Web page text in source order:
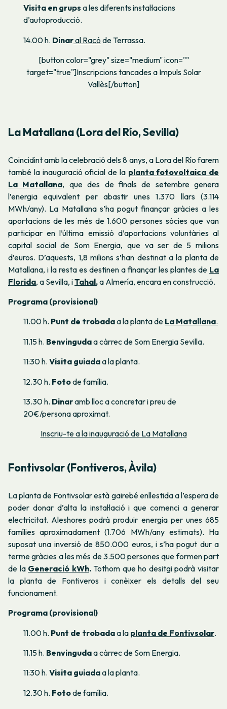
Visita en grups a les diferents instal·lacions
d’autoproducció.
14.00 h. Dinaral Racó de Terrassa.
[button color="grey" size="medium" icon=""
target="true"]Inscripcions tancades a Impuls Solar
Vallès[/button]
La Matallana (Lora del Río, Sevilla)
Coincidint amb la celebració dels 8 anys, a Lora del Río farem
també la inauguració oficial de la planta fotovoltaica de
La Matallana, que des de finals de setembre genera
l’energia equivalent per abastir unes 1.370 llars (3.114
MWh/any). La Matallana s’ha pogut finançar gràcies a les
aportacions de les més de 1.600 persones sòcies que van
participar en l’última emissió d’aportacions voluntàries al
capital social de Som Energia, que va ser de 5 milions
d’euros. D’aquests, 1,8 milions s’han destinat a la planta de
Matallana, i la resta es destinen a finançar les plantes de La
Florida, a Sevilla, iTahal,a Almería, encara en construcció.
Programa (provisional)
11.00 h. Punt de trobadaa la planta de La Matallana.
11.15 h. Benvingudaa càrrec de Som Energia Sevilla.
11:30 h. Visita guiadaa la planta.
12.30 h. Fotode família.
13.30 h. Dinaramb lloc a concretar i preu de
20€/persona aproximat.
Inscriu-te a la inauguració de La Matallana
Fontivsolar (Fontiveros, Àvila)
La planta de Fontivsolar està gairebé enllestida a l’espera de
poder donar d’alta la instal·lació i que comenci a generar
electricitat. Aleshores podrà produir energia per unes 685
famílies aproximadament (1.706 MWh/any estimats). Ha
suposat una inversió de 850.000 euros, i s’ha pogut dur a
terme gràcies a les més de 3.500 persones que formen part
de la Generació kWh.Tothom que ho desitgi podrà visitar
la planta de Fontiveros i conèixer els detalls del seu
funcionament.
Programa (provisional)
11.00 h. Punt de trobadaa la planta de Fontivsolar.
11.15 h. Benvingudaa càrrec de Som Energia.
11:30 h. Visita guiadaa la planta.
12.30 h. Fotode família.